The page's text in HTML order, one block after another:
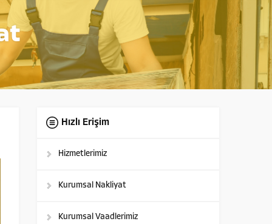
Hızlı Erişim
Hizmetlerimiz
Kurumsal Nakliyat
Kurumsal Vaadlerimiz